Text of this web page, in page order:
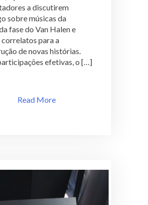
a discutirem
sobre músicas da
fase do Van Halen e
correlatos para a
de novas histórias.
efetivas, o […]
Read More